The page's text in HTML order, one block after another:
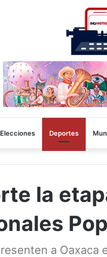
Elecciones Deportes
la
a Oaxaca